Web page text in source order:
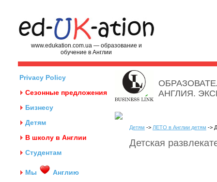
www.edukation.com.ua — образование и
обучение в Англии
Privacy Policy
Сезонные предложения
Бизнесу
Детям
В школу в Англии
Студентам
Мы
Англию
АНГЛИЯ.
Детям -> ЛЕТО в Англии детям ->
Детская